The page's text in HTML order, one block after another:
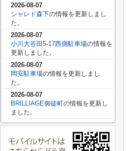
2026-08-07
シャレド森下の情報を更新しまし
た。
2026-08-07
小川大谷田5-17西側駐車場の情報を
更新しました。
2026-08-07
岡安駐車場の情報を更新しまし
た。
2026-08-07
BRILLIAGE御徒町の情報を更新し
ました。